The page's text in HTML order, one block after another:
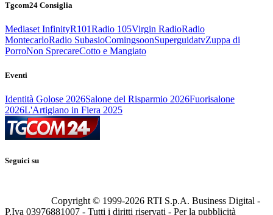
Tgcom24 Consiglia
Mediaset InfinityR101Radio 105Virgin RadioRadio
MontecarloRadio SubasioComingsoonSuperguidatvZuppa di
PorroNon SprecareCotto e Mangiato
Eventi
Identità Golose 2026Salone del Risparmio 2026Fuorisalone
2026L'Artigiano in Fiera 2025
Seguici su
Copyright © 1999-2026 RTI S.p.A. Business Digital -
P.Iva 03976881007 - Tutti i diritti riservati - Per la pubblicità